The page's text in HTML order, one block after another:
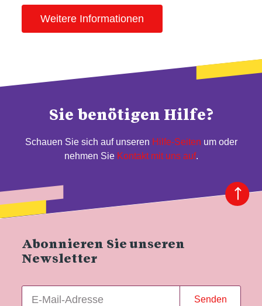
Weitere Informationen
Sie benötigen Hilfe?
Schauen Sie sich auf unseren Hilfe-Seiten um oder
nehmen Sie Kontakt mit uns auf.
Abonnieren Sie unseren
Newsletter
Senden